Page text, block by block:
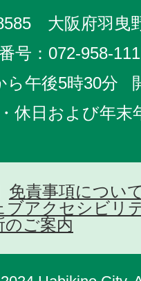
大阪府羽曳
号： 072-958-
ら午後5時30分
・休日および年
免責事項につい
ブアクセシビリ
のご案内